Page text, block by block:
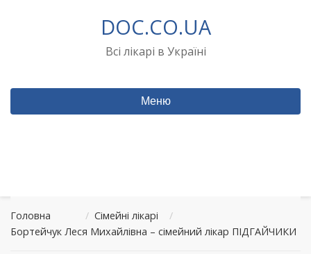
DOC.CO.UA
Всі лікарі в Україні
Меню
Головна / Сімейні лікарі
/
Бортейчук Леся Михайлівна – сімейний лікар ПІДГАЙЧИКИ